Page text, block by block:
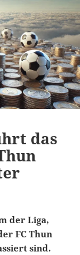
das
der Liga,
FC Thun
sind.